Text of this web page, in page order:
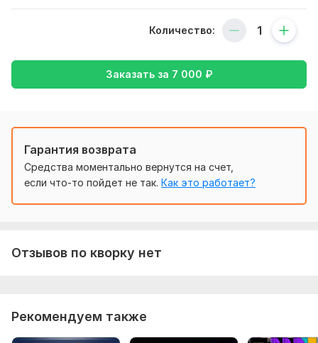
описание, фотографии); (не более 30 карточек в месяц)
- поддержка жизнеспособности сайта
Более значительные правки обсуждаются отдельно.
- понятное техническое задание, то что необходимо
сделать,
Язык разработки: нет
База данных: Не предусмотрена
Количество:
Заказать за 7 000 ₽
Гарантия возврата
Средства моментально вернутся на счет,
если что-то пойдет не так. Как это работает?
Отзывов по кворку нет
Рекомендуем также